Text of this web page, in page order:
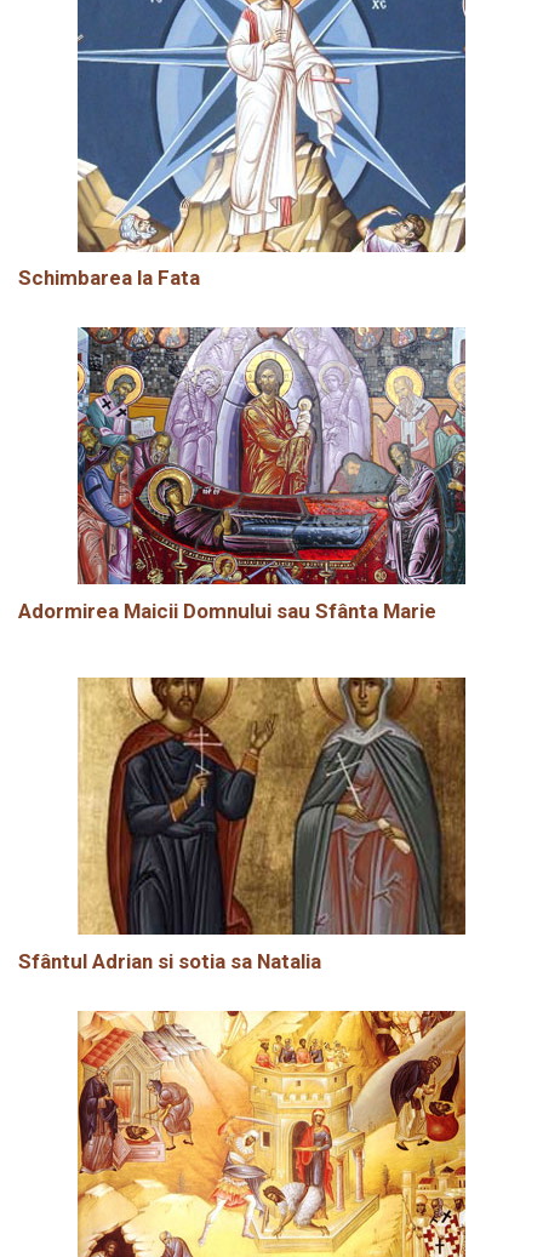
Schimbarea la Fata
Adormirea Maicii Domnului sau Sfânta Marie
Sfântul Adrian si sotia sa Natalia